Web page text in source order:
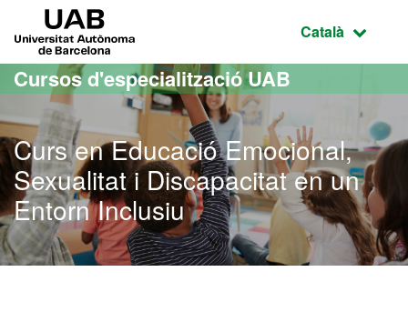
Ves al contingut principal
Ves a la navegació de la pàgina
Idioma
Català
Cursos d'especialització UAB
Curs en Educació Emocional,
Sexualitat i Discapacitat en un
Entorn Inclusiu